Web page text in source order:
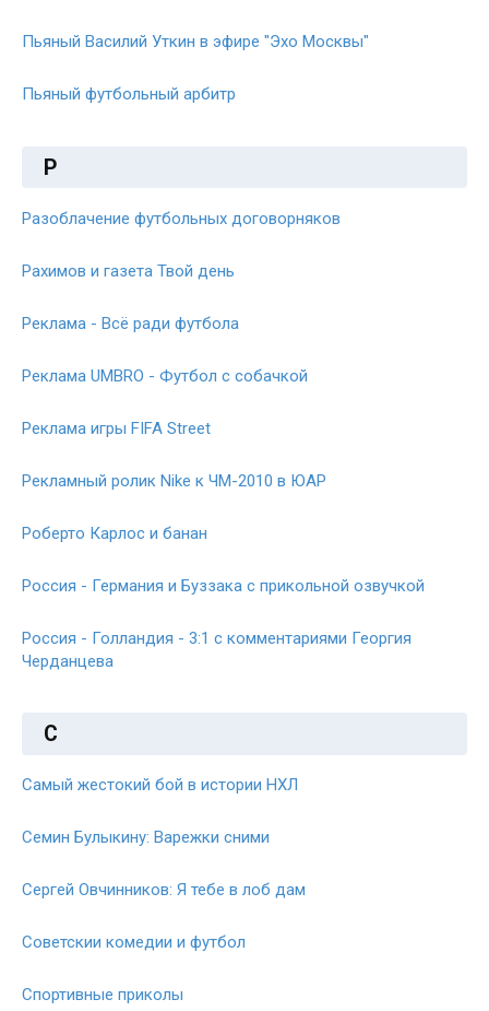
Пьяный Василий Уткин в эфире "Эхо Москвы"
Пьяный футбольный арбитр
Р
Разоблачение футбольных договорняков
Рахимов и газета Твой день
Реклама - Всё ради футбола
Реклама UMBRO - Футбол с собачкой
Реклама игры FIFA Street
Рекламный ролик Nike к ЧМ-2010 в ЮАР
Роберто Карлос и банан
Россия - Германия и Буззака с прикольной озвучкой
Россия - Голландия - 3:1 с комментариями Георгия
Черданцева
С
Самый жестокий бой в истории НХЛ
Семин Булыкину: Варежки сними
Сергей Овчинников: Я тебе в лоб дам
Советскии комедии и футбол
Спортивные приколы